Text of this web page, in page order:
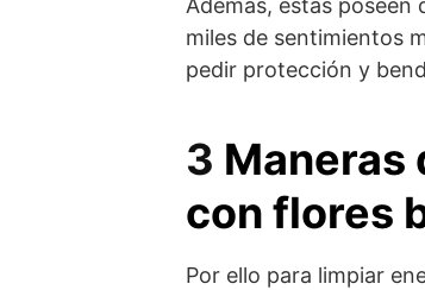
Además, estas
miles de sentimientos
pedir protección y
3 Maneras
con flores
Por ello para limpiar